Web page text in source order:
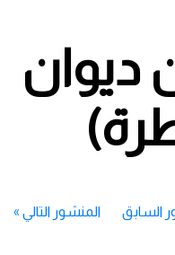
ديوان
السابق المنشور التالي »